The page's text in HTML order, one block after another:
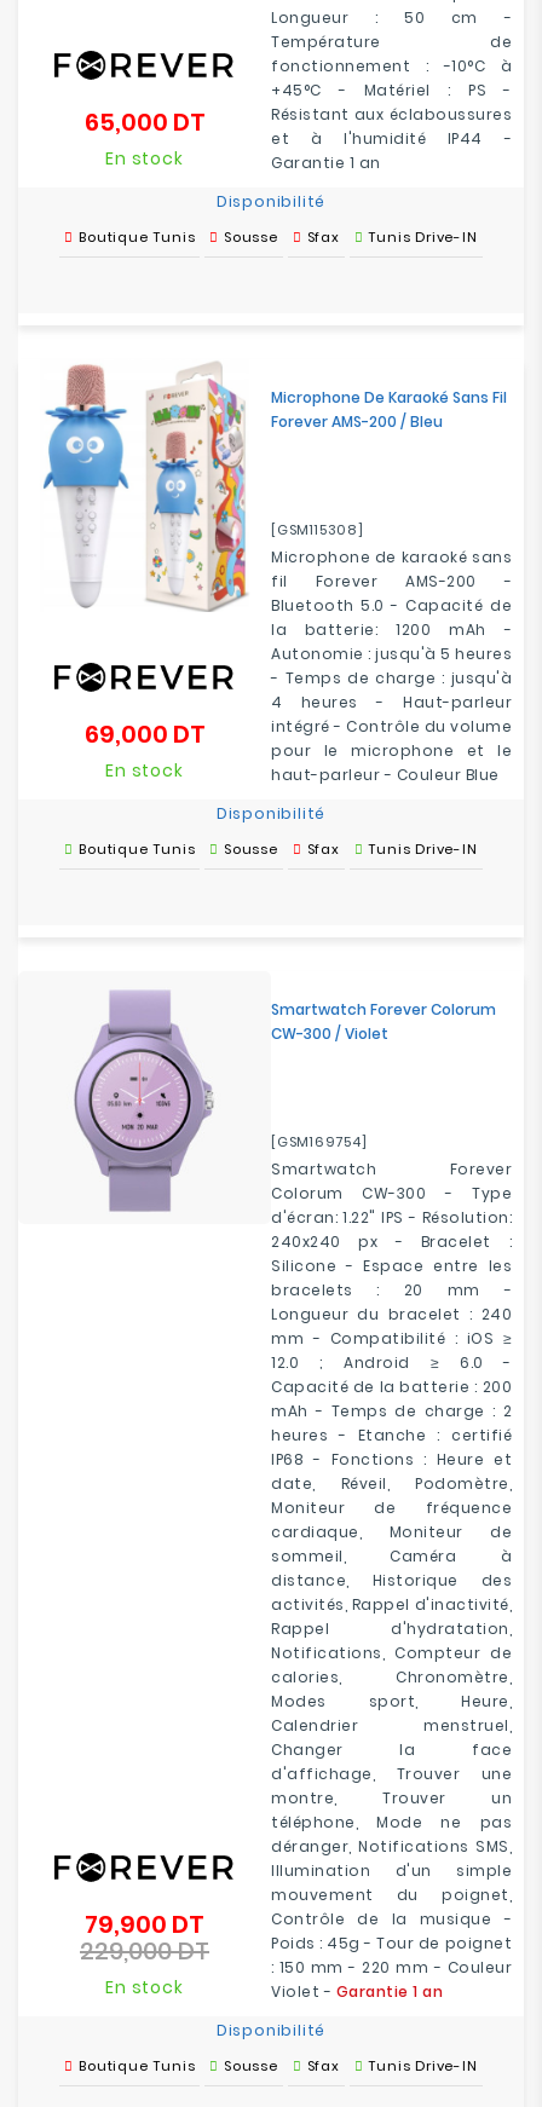
Longueur : 50 cm -
Température de
fonctionnement : -10°C à
+45°C - Matériel : PS -
Résistant aux éclaboussures
et à l'humidité IP44 -
Garantie 1 an
65,000 DTPrix
En stock
Disponibilité
Boutique Tunis Sousse Sfax Tunis Drive-IN
Microphone De Karaoké Sans Fil
Forever AMS-200 / Bleu
[GSM115308]
Microphone de karaoké sans
fil Forever AMS-200 -
Bluetooth 5.0 - Capacité de
la batterie: 1200 mAh -
Autonomie : jusqu'à 5 heures
- Temps de charge : jusqu'à
4 heures - Haut-parleur
intégré - Contrôle du volume
pour le microphone et le
haut-parleur - Couleur Blue
69,000 DTPrix
En stock
Disponibilité
Boutique Tunis Sousse Sfax Tunis Drive-IN
Smartwatch Forever Colorum
CW-300 / Violet
[GSM169754]
Smartwatch Forever
Colorum CW-300 - Type
d'écran: 1.22" IPS - Résolution:
240x240 px - Bracelet :
Silicone - Espace entre les
bracelets : 20 mm -
Longueur du bracelet : 240
mm - Compatibilité : iOS ≥
12.0 ; Android ≥ 6.0 -
Capacité de la batterie : 200
mAh - Temps de charge : 2
heures - Etanche : certifié
IP68 - Fonctions : Heure et
date, Réveil, Podomètre,
Moniteur de fréquence
cardiaque, Moniteur de
sommeil, Caméra à
distance, Historique des
activités, Rappel d'inactivité,
Rappel d'hydratation,
Notifications, Compteur de
calories, Chronomètre,
Modes sport, Heure,
Calendrier menstruel,
Changer la face
d'affichage, Trouver une
montre, Trouver un
téléphone, Mode ne pas
déranger, Notifications SMS,
Illumination d'un simple
mouvement du poignet,
Contrôle de la musique -
Poids : 45g - Tour de poignet
: 150 mm - 220 mm - Couleur
Violet - Garantie 1 an
79,900 DT
de
229,000 DTPrix
En stock
Disponibilité
Boutique Tunis Sousse Sfax Tunis Drive-IN